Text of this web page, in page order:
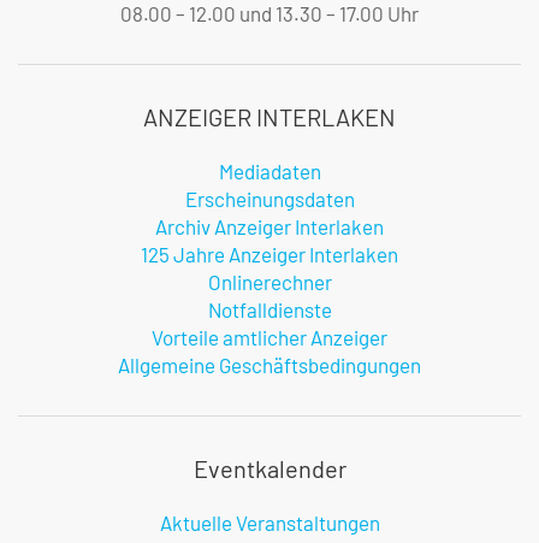
08.00 – 12.00 und 13.30 – 17.00 Uhr
ANZEIGER INTERLAKEN
Mediadaten
Erscheinungsdaten
Archiv Anzeiger Interlaken
125 Jahre Anzeiger Interlaken
Onlinerechner
Notfalldienste
Vorteile amtlicher Anzeiger
Allgemeine Geschäftsbedingungen
Eventkalender
Aktuelle Veranstaltungen